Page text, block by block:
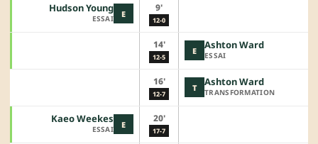
E
Hudson Young
ESSAI
9'
12-0
14'
12-5
E Ashton Ward
ESSAI
16'
12-7
T Ashton Ward
TRANSFORMATION
E
Kaeo Weekes
ESSAI
20'
17-7